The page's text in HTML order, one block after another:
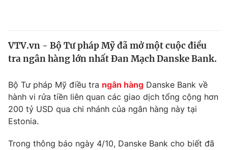
Thế giới
Thế giới đó đây
Câu chuyện quốc tế
Kinh tế
Tài chính
Thị trường
Góc doanh nghiệp
Dữ liệu và đời sống
Truyền hình
VTV.vn - Bộ Tư pháp Mỹ đã mở một cuộc điều
tra ngân hàng lớn nhất Đan Mạch Danske Bank.
Bộ Tư pháp Mỹ điều tra ngân hàng Danske Bank về
hành vi rửa tiền liên quan các giao dịch tổng cộng hơn
200 tỷ USD qua chi nhánh của ngân hàng này tại
Estonia.
Trong thông báo ngày 4/10, Danske Bank cho biết đã